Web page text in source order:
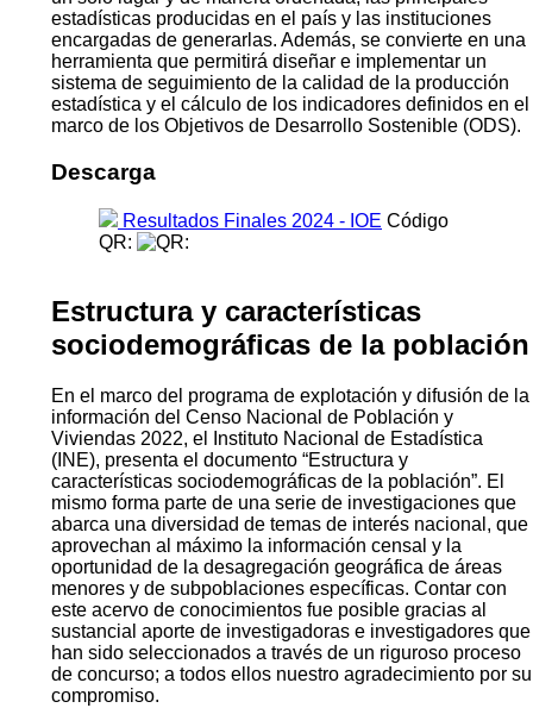
estadísticas producidas en el país y las instituciones
encargadas de generarlas. Además, se convierte en una
herramienta que permitirá diseñar e implementar un
sistema de seguimiento de la calidad de la producción
estadística y el cálculo de los indicadores definidos en el
marco de los Objetivos de Desarrollo Sostenible (ODS).
Descarga
Resultados Finales 2024 - IOE Código
QR:
Estructura y características
sociodemográficas de la población
En el marco del programa de explotación y difusión de la
información del Censo Nacional de Población y
Viviendas 2022, el Instituto Nacional de Estadística
(INE), presenta el documento “Estructura y
características sociodemográficas de la población”. El
mismo forma parte de una serie de investigaciones que
abarca una diversidad de temas de interés nacional, que
aprovechan al máximo la información censal y la
oportunidad de la desagregación geográfica de áreas
menores y de subpoblaciones específicas. Contar con
este acervo de conocimientos fue posible gracias al
sustancial aporte de investigadoras e investigadores que
han sido seleccionados a través de un riguroso proceso
de concurso; a todos ellos nuestro agradecimiento por su
compromiso.